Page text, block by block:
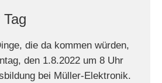
die da kommen würden,
den 1.8.2022 um 8 Uhr
bei Müller-Elektronik.